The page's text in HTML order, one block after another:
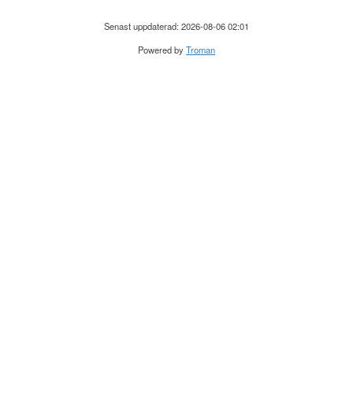
Senast uppdaterad: 2026-08-06 02:01
Powered byTroman